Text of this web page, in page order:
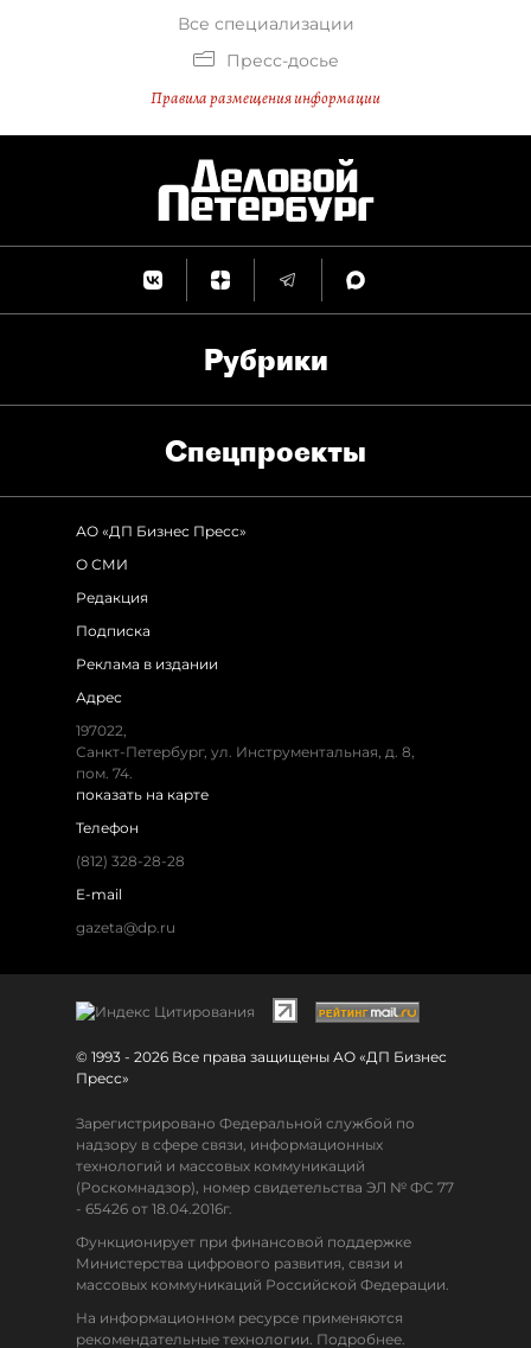
Все специализации
Пресс-досье
Правила размещения информации
Рубрики
Спец­проекты
АО «ДП Бизнес Пресс»
О СМИ
Редакция
Подписка
Реклама в издании
Адрес
197022,
Санкт-Петербург, ул. Инструментальная, д. 8,
пом. 74.
показать на карте
Телефон
(812) 328-28-28
E-mail
gazeta@dp.ru
© 1993 - 2026 Все права защищены АО «ДП Бизнес
Пресс»
Зарегистрировано Федеральной службой по
надзору в сфере связи, информационных
технологий и массовых коммуникаций
(Роскомнадзор), номер свидетельства ЭЛ № ФС 77
- 65426 от 18.04.2016г.
Функционирует при финансовой поддержке
Министерства цифрового развития, связи и
массовых коммуникаций Российской Федерации.
На информационном ресурсе применяются
рекомендательные технологии. Подробнее.